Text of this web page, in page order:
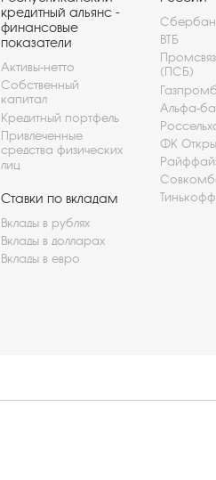
кредитный альянс -
финансовые
показатели
Активы-нетто
Собственный
капитал
Кредитный портфель
Привлеченные
средства физических
лиц
Ставки по вкладам
Вклады в рублях
Вклады в долларах
Вклады в евро
ВТБ
(ПСБ)
Альфа-
ФК